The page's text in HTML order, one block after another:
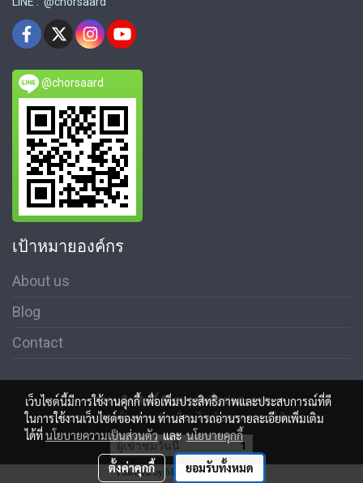
@chorsaard
เป้าหมายองค์กร
About us
Blog
Contact
สงวนลิขสิทธิ์ © สมาคมสื่อช่อสะอาด
นโนบายความเป็นส่วนตัว เงื่อนไขข้อตกลงการใช้บริการ
ผู้เข้าชมวันนี้ 1
Powered by MakeWebEasy.com
เว็บไซต์นี้มีการใช้งานคุกกี้ เพื่อเพิ่มประสิทธิภาพและประสบการณ์ที่ดี
ในการใช้งานเว็บไซต์ของท่าน ท่านสามารถอ่านรายละเอียดเพิ่มเติม
ได้ที่นโยบายความเป็นส่วนตัวและนโยบายคุกกี้
ตั้งค่าคุกกี้ ยอมรับทั้งหมด